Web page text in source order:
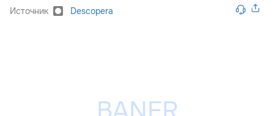
Источник Descopera